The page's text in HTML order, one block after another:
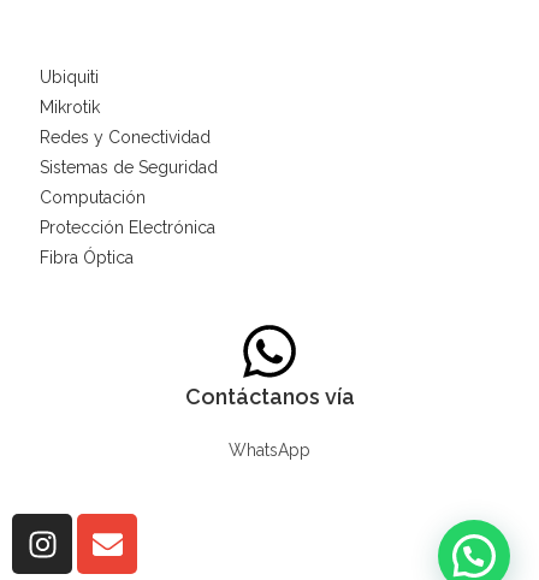
Ubiquiti
Mikrotik
Redes y Conectividad
Sistemas de Seguridad
Computación
Protección Electrónica
Fibra Óptica
Contáctanos vía
WhatsApp